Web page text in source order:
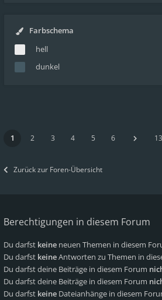
Farbschema
hell
dunkel
1 2 3 4 5 6
Zurück zur Foren-Übersicht
Berechtigungen in diesem Forum
Du darfst keine neuen Themen in diesem
Du darfst keineAntworten zu Themen in
Du darfst deine Beiträge in diesem Forum
Du darfst deine Beiträge in diesem Forum
Du darfst keine Dateianhänge in diesem